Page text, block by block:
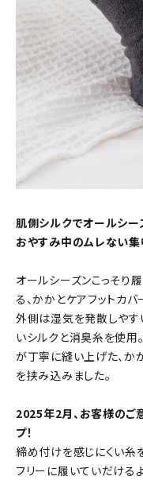
肌側シルクでオールシー
おやすみ中のムレない集
オールシーズンこっそり
る、かかとケアフットカバ
外側は湿気を発散しやす
いシルクと消臭糸を使用
が丁寧に縫い上げた、か
を挟み込みました。
2025年2月、お客様のご
プ！
締め付けを感じにくい糸
フリーに履いていだける